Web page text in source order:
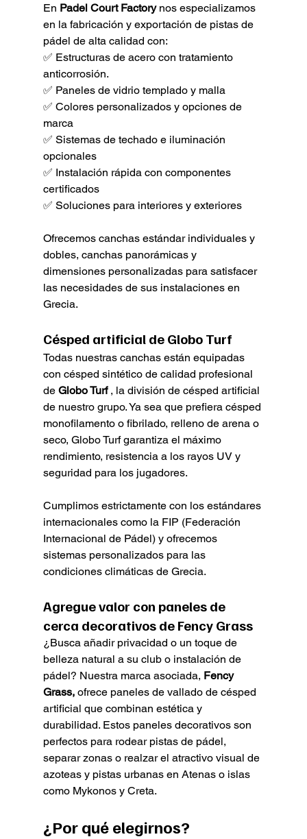
En Padel Court Factory nos especializamos
en la fabricación y exportación de pistas de
pádel de alta calidad con:
✅ Estructuras de acero con tratamiento
anticorrosión.
✅ Paneles de vidrio templado y malla
✅ Colores personalizados y opciones de
marca
✅ Sistemas de techado e iluminación
opcionales
✅ Instalación rápida con componentes
certificados
✅ Soluciones para interiores y exteriores
Ofrecemos canchas estándar individuales y
dobles, canchas panorámicas y
dimensiones personalizadas para satisfacer
las necesidades de sus instalaciones en
Grecia.
Césped artificial de Globo Turf
Todas nuestras canchas están equipadas
con césped sintético de calidad profesional
de Globo Turf , la división de césped artificial
de nuestro grupo. Ya sea que prefiera césped
monofilamento o fibrilado, relleno de arena o
seco, Globo Turf garantiza el máximo
rendimiento, resistencia a los rayos UV y
seguridad para los jugadores.
Cumplimos estrictamente con los estándares
internacionales como la FIP (Federación
Internacional de Pádel) y ofrecemos
sistemas personalizados para las
condiciones climáticas de Grecia.
Agregue valor con paneles de
cerca decorativos de Fency Grass
¿Busca añadir privacidad o un toque de
belleza natural a su club o instalación de
pádel? Nuestra marca asociada, Fency
Grass, ofrece paneles de vallado de césped
artificial que combinan estética y
durabilidad. Estos paneles decorativos son
perfectos para rodear pistas de pádel,
separar zonas o realzar el atractivo visual de
azoteas y pistas urbanas en Atenas o islas
como Mykonos y Creta.
¿Por qué elegirnos?